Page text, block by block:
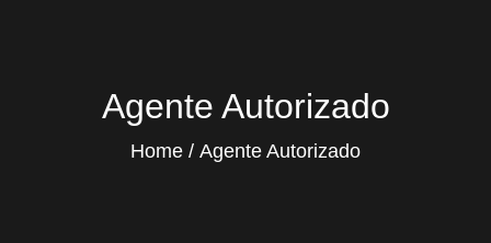
Agente Autorizado
Home Agente Autorizado